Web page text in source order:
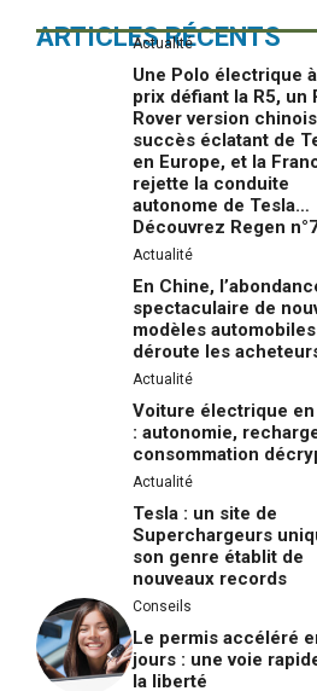
ARTICLES RÉCENTS
Actualité
Une Polo électrique
prix défiant la R5, un
Rover version
succès éclatant de
en Europe, et la
rejette la conduite
autonome de Tesla…
Découvrez Regen
Actualité
En Chine,
spectaculaire de
modèles automobiles
déroute les
Actualité
Voiture électrique en
: autonomie,
consommation
Actualité
Tesla : un site de
Superchargeurs
son genre établit de
nouveaux records
Conseils
Le permis accéléré
jours : une voie
la liberté